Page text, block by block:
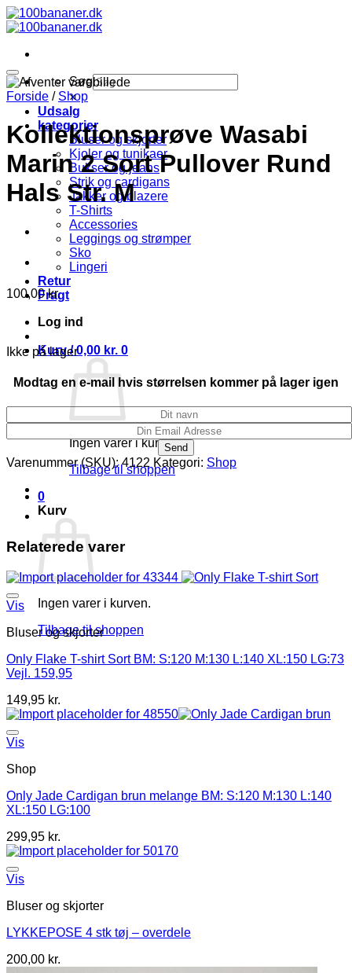
Fortsæt
til
Søg
×
Udsalg
kategorier
Bluser og skjorter
Kjoler og tunikaer
Bukser og jeans
Strik og cardigans
Jakker og blazere
T-Shirts
Accessories
Leggings og strømper
Sko
Lingeri
Retur
Fragt
Log ind
Kurv /0,00 kr. 0
Ingen varer i kurven.
Tilbage til shoppen
0
Kurv
Ingen varer i kurven.
Tilbage til shoppen
Forside / Shop
Kollektionsprøve Wasabi
Marin 2 Sort Pullover Rund
Hals Str. M
100,00kr.
Ikke på lager
Modtag en e-mail hvis størrelsen kommer på lager igen
Varenummer (SKU):4122 Kategori: Shop
Relaterede varer
Vis
Bluser og skjorter
Only Flake T-shirt Sort BM: S:120 M:130 L:140 XL:150 LG:73
Vejl. 159,95
149,95 kr.
Vis
Shop
Only Jade Cardigan brun melange BM: S:120 M:130 L:140
XL:150 LG:100
299,95 kr.
Vis
Bluser og skjorter
LYKKEPOSE 4 stk tøj – overdele
200,00 kr.